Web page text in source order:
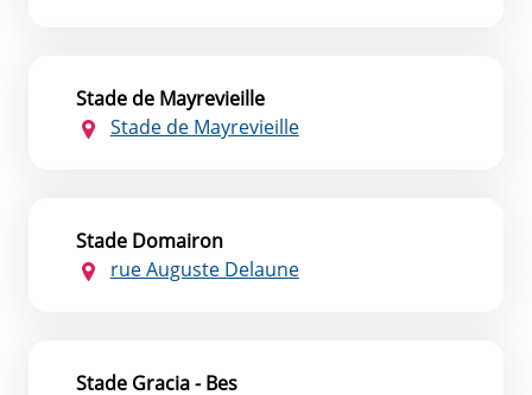
Stade de Mayrevieille
Stade de Mayrevieille
Stade Domairon
rue Auguste Delaune
Stade Gracia - Bes